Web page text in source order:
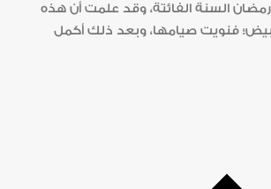
السنة الفائتة، وقد علمت أن هذه
فنويت صيامها، وبعد ذلك أكمل